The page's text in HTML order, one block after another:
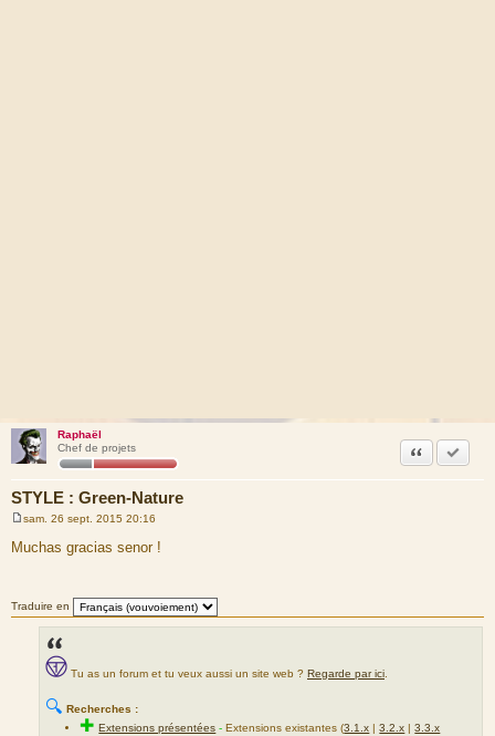
Raphaël
Chef de projets
STYLE : Green-Nature
Citation
e
s
e
sam. 26 sept. 2015 20:16
Muchas gracias senor !
Traduire en
Tu as un forum et tu veux aussi un site web ? Regarde par ici
🔍 Recherches :
✚Extensions présentées -Extensions existantes (3.1.x |3.2.x |3.3.x